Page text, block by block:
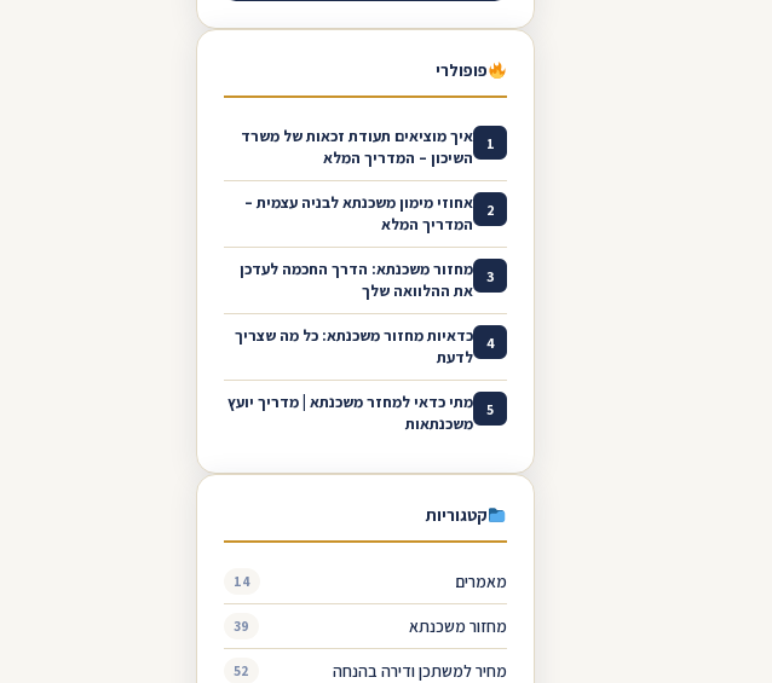
פופולרי
1
איך מוציאים תעודת זכאות של משרד
השיכון – המדריך המלא
2
אחוזי מימון משכנתא לבניה עצמית –
המדריך המלא
3
מחזור משכנתא: הדרך החכמה לעדכן
את ההלוואה שלך
4
כדאיות מחזור משכנתא: כל מה שצריך
לדעת
5
מתי כדאי למחזר משכנתא | מדריך יועץ
משכנתאות
קטגוריות
מאמרים 14
מחזור משכנתא 39
מחיר למשתכן ודירה בהנחה 52